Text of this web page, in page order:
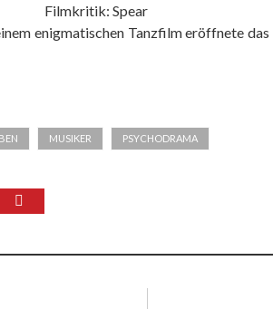
Filmkritik: Spear
enigmatischen Tanzfilm eröffnete
MUSIKER PSYCHODRAMA